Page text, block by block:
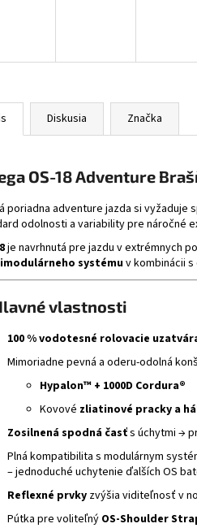
Diskusia Značka
OS-18 Adventure
poriadna adventure jazda si vyžaduje
odolnosti a variability pre náročné
je navrhnutá pre jazdu v extrémnych
systémuv kombinácii s
vlastnosti
100 % vodotesné rolovacie
Mimoriadne pevná a oderu-odolná
Hypalon™ + 1000D Cordura®
Kovové zliatinové pracky a
Zosilnená spodná časťs úchytmi →
Plná kompatibilita s modulárnym
– jednoduché uchytenie ďalších OS
Reflexné prvky zvýšia viditeľnosť v
Pútka pre voliteľný OS-Shoulder